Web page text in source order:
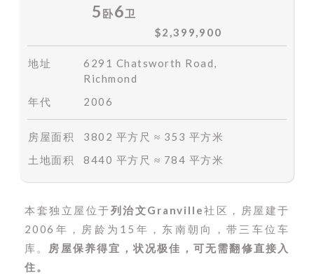
5 卧6卫
$2,399,900
地址
6291 Chatsworth Road,
Richmond
年代
2006
房屋面积
3802 平方尺 ≈ 353 平方米
土地面积
8440 平方尺 ≈ 784 平方米
本套独立屋位于列治文Granville社区，房屋建于
2006年，房龄为15年，东南朝向，带三车位车
库。 房屋保养得宜，状况极佳，可无需翻修直接入
住。